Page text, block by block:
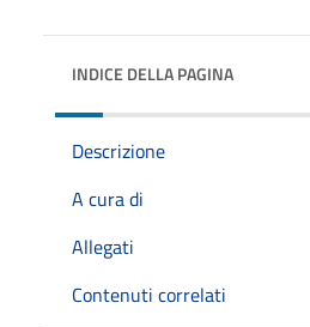
INDICE DELLA PAGINA
Descrizione
A cura di
Allegati
Contenuti correlati